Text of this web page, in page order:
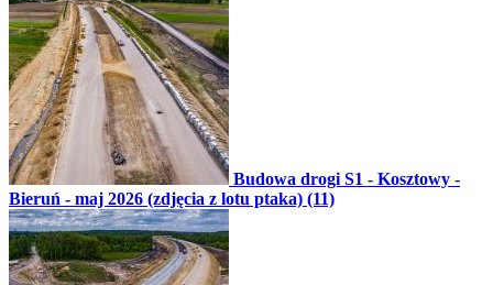
Budowa drogi S1 - Kosztowy -
Bieruń - maj 2026 (zdjęcia z lotu ptaka) (11)